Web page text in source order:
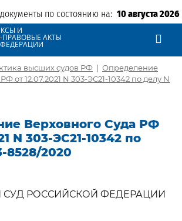
по состоянию на: 10 августа 2026
И
АКТЫ
высших судов РФ | Определение
от 12.07.2021 N 303-ЭС21-10342 по делу N
Верховного Суда РФ
N 303-ЭС21-10342 по
8528/2020
РОССИЙСКОЙ ФЕДЕРАЦИИ